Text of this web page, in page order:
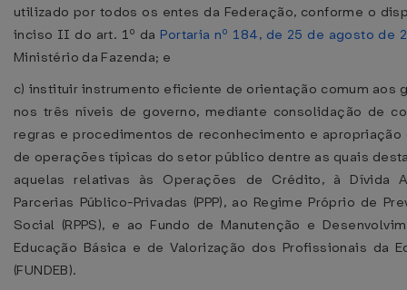
utilizado por todos os entes da Federação, conforme o
inciso II do art. 1º da Portaria nº 184, de 25 de agosto de
Ministério da Fazenda; e
c) instituir instrumento eficiente de orientação comum aos
nos três níveis de governo, mediante consolidação de
regras e procedimentos de reconhecimento e apropriação
de operações típicas do setor público dentre as quais
aquelas relativas às Operações de Crédito, à Dívida
Parcerias Público-Privadas (PPP), ao Regime Próprio de
Social (RPPS), e ao Fundo de Manutenção e
Educação Básica e de Valorização dos Profissionais da
(FUNDEB).